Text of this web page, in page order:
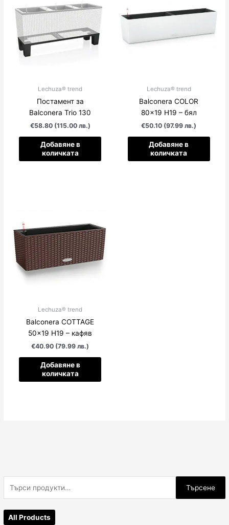
р
Търсене
All Products
Lechuza® trend
Постамент за
Balconera Trio 130
€58.80 (115.00 лв.)
Добавяне в
количката
Lechuza® trend
Balconera COLOR
80×19 H19 – бял
€50.10 (97.99 лв.)
Добавяне в
количката
Lechuza® trend
Balconera COTTAGE
50×19 H19 – кафяв
€40.90 (79.99 лв.)
Добавяне в
количката